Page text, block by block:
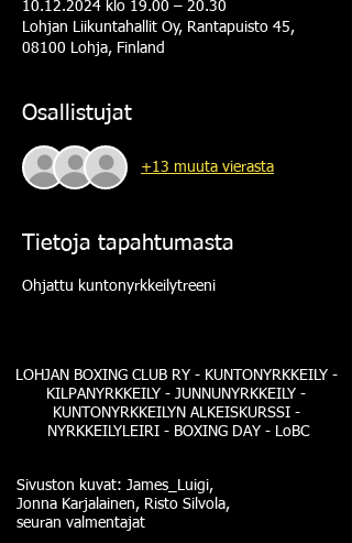
10.12.2024 klo 19.00 – 20.30
Lohjan Liikuntahallit Oy, Rantapuisto 45,
08100 Lohja, Finland
Osallistujat
+13 muuta vierasta
Tietoja tapahtumasta
Ohjattu kuntonyrkkeilytreeni
LOHJAN BOXING CLUB RY - KUNTONYRKKEILY -
KILPANYRKKEILY - JUNNUNYRKKEILY -
KUNTONYRKKEILYN ALKEISKURSSI -
NYRKKEILYLEIRI - BOXING DAY - LoBC
Sivuston kuvat: James_Luigi,
Jonna Karjalainen, Risto Silvola,
seuran valmentajat